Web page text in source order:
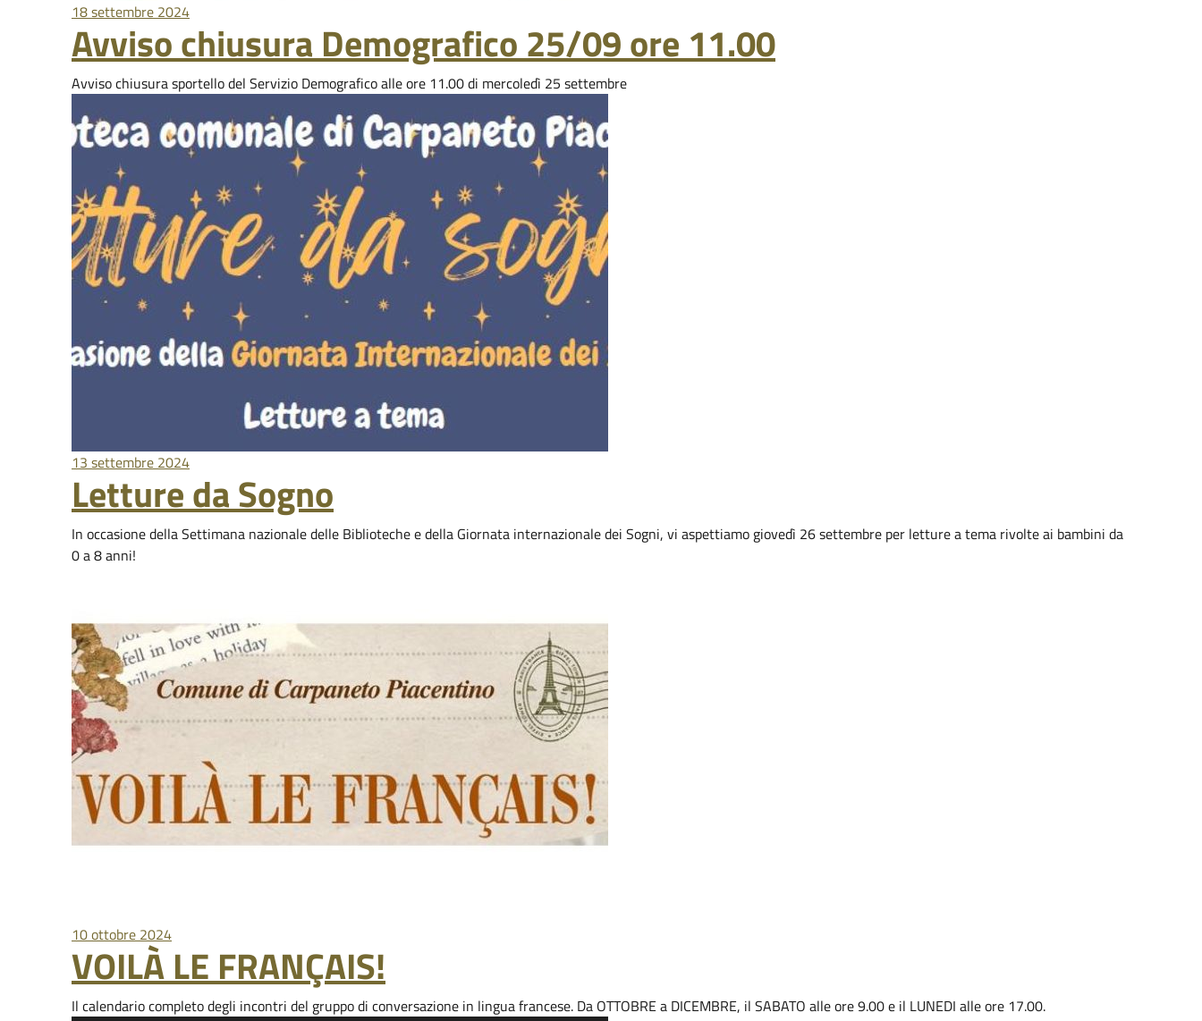
18 settembre 2024
Avviso chiusura Demografico 25/09 ore 11.00
Avviso chiusura sportello del Servizio Demografico alle ore 11.00 di mercoledì 25 settembre
13 settembre 2024
Letture da Sogno
In occasione della Settimana nazionale delle Biblioteche e della Giornata internazionale dei Sogni, vi aspettiamo giovedì 26 settembre per letture a tema rivolte ai bambini da
0 a 8 anni!
10 ottobre 2024
VOILÀ LE FRANÇAIS!
Il calendario completo degli incontri del gruppo di conversazione in lingua francese. Da OTTOBRE a DICEMBRE, il SABATO alle ore 9.00 e il LUNEDI alle ore 17.00.